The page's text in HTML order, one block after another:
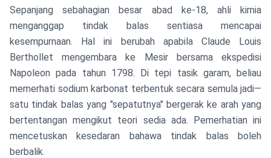
Sepanjang sebahagian besar abad ke-18, ahli kimia
menganggap tindak balas sentiasa mencapai
kesempurnaan. Hal ini berubah apabila Claude Louis
Berthollet mengembara ke Mesir bersama ekspedisi
Napoleon pada tahun 1798. Di tepi tasik garam, beliau
memerhati sodium karbonat terbentuk secara semula jadi—
satu tindak balas yang "sepatutnya" bergerak ke arah yang
bertentangan mengikut teori sedia ada. Pemerhatian ini
mencetuskan kesedaran bahawa tindak balas boleh
berbalik.